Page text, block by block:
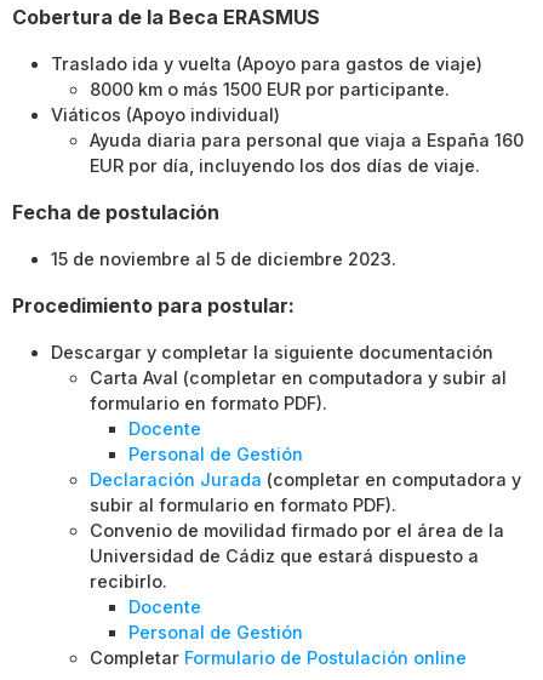
Cobertura de la Beca ERASMUS
Traslado ida y vuelta (Apoyo para gastos de viaje)
8000 km o más 1500 EUR por participante.
Viáticos (Apoyo individual)
Ayuda diaria para personal que viaja a España 160
EUR por día, incluyendo los dos días de viaje.
Fecha de postulación
15 de noviembre al 5 de diciembre 2023.
Procedimiento para postular:
Descargar y completar la siguiente documentación
Carta Aval (completar en computadora y subir al
formulario en formato PDF).
Docente
Personal de Gestión
Declaración Jurada (completar en computadora y
subir al formulario en formato PDF).
Convenio de movilidad firmado por el área de la
Universidad de Cádiz que estará dispuesto a
recibirlo.
Docente
Personal de Gestión
Completar Formulario de Postulación online